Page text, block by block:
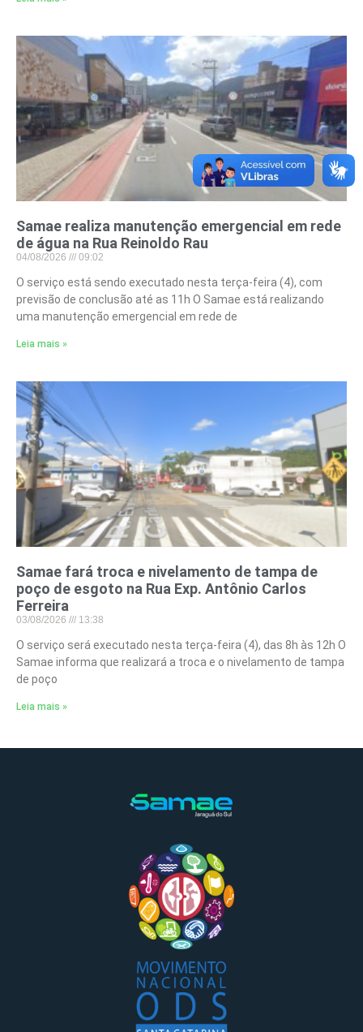
Samae realiza manutenção emergencial em rede
de água na Rua Reinoldo Rau
04/08/2026 09:02
O serviço está sendo executado nesta terça-feira (4), com
previsão de conclusão até as 11h O Samae está realizando
uma manutenção emergencial em rede de
Leia mais »
Samae fará troca e nivelamento de tampa de
poço de esgoto na Rua Exp. Antônio Carlos
Ferreira
03/08/2026 13:38
O serviço será executado nesta terça-feira (4), das 8h às 12h O
Samae informa que realizará a troca e o nivelamento de tampa
de poço
Leia mais »